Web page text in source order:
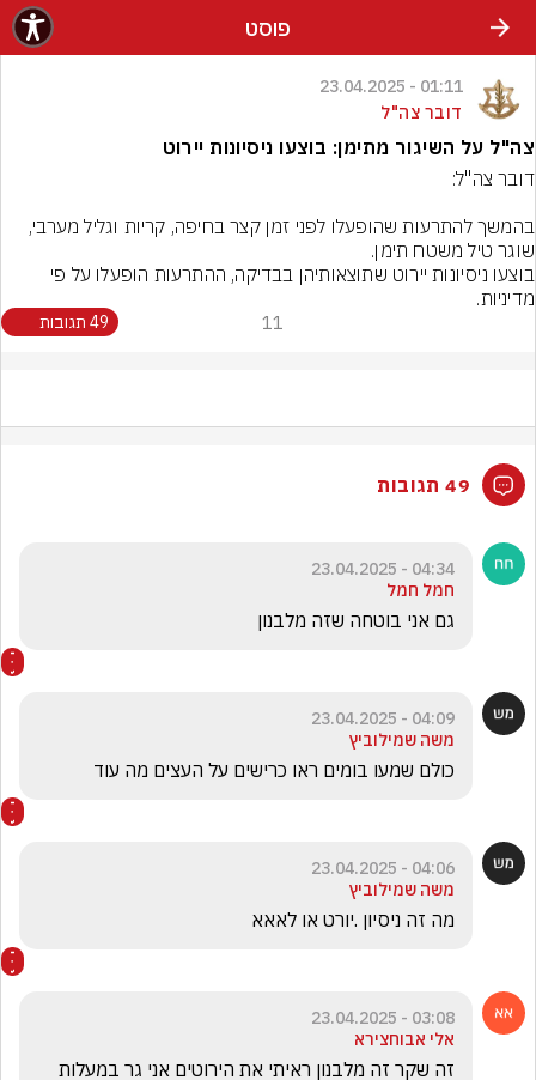
פוסט
01:11 - 23.04.2025
דובר צה"ל
צה"ל על השיגור מתימן: בוצעו ניסיונות יירוט
מדיניות.
11 49 תגובות
49 תגובות
04:34 - 23.04.2025
חמל חמל
גם אני בוטחה שזה מלבנון
04:09 - 23.04.2025
משה שמילוביץ
כולם שמעו בומים ראו כרישים על העצים מה עוד
04:06 - 23.04.2025
משה שמילוביץ
מה זה ניסיון .יורט או לאאא
03:08 - 23.04.2025
אלי אבוחצירא
זה שקר זה מלבנון ראיתי את הירוטים אני גר במעלות